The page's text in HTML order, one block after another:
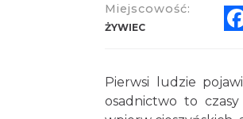
Miejscowość:
ŻYWIEC
Pierwsi ludzie
osadnictwo to